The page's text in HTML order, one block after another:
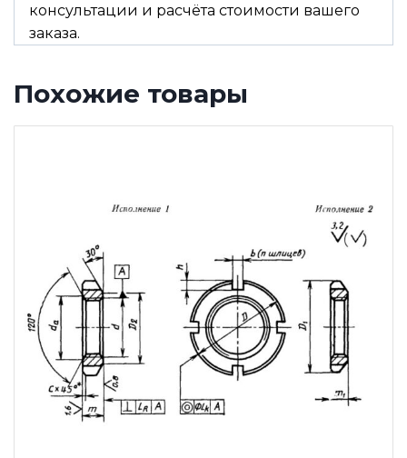
консультации и расчёта стоимости вашего
заказа.
Похожие товары